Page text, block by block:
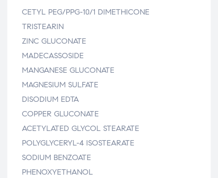
CETYL PEG/PPG-10/1 DIMETHICONE
TRISTEARIN
ZINC GLUCONATE
MADECASSOSIDE
MANGANESE GLUCONATE
MAGNESIUM SULFATE
DISODIUM EDTA
COPPER GLUCONATE
ACETYLATED GLYCOL STEARATE
POLYGLYCERYL-4 ISOSTEARATE
SODIUM BENZOATE
PHENOXYETHANOL